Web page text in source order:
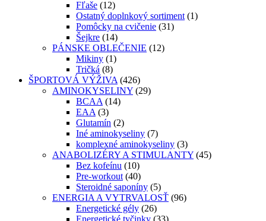
stránke
produktu
Fľaše (12)
Ostatný doplnkový sortiment (1)
Pomôcky na cvičenie (31)
Šejkre (14)
PÁNSKE OBLEČENIE (12)
Mikiny (1)
Tričká (8)
ŠPORTOVÁ VÝŽIVA (426)
AMINOKYSELINY (29)
BCAA (14)
EAA (3)
Glutamín (2)
Iné aminokyseliny (7)
komplexné aminokyseliny (3)
ANABOLIZÉRY A STIMULANTY (45)
Bez kofeínu (10)
Pre-workout (40)
Steroidné saponíny (5)
ENERGIA A VYTRVALOSŤ (96)
Energetické gély (26)
Energetické tyčinky (33)